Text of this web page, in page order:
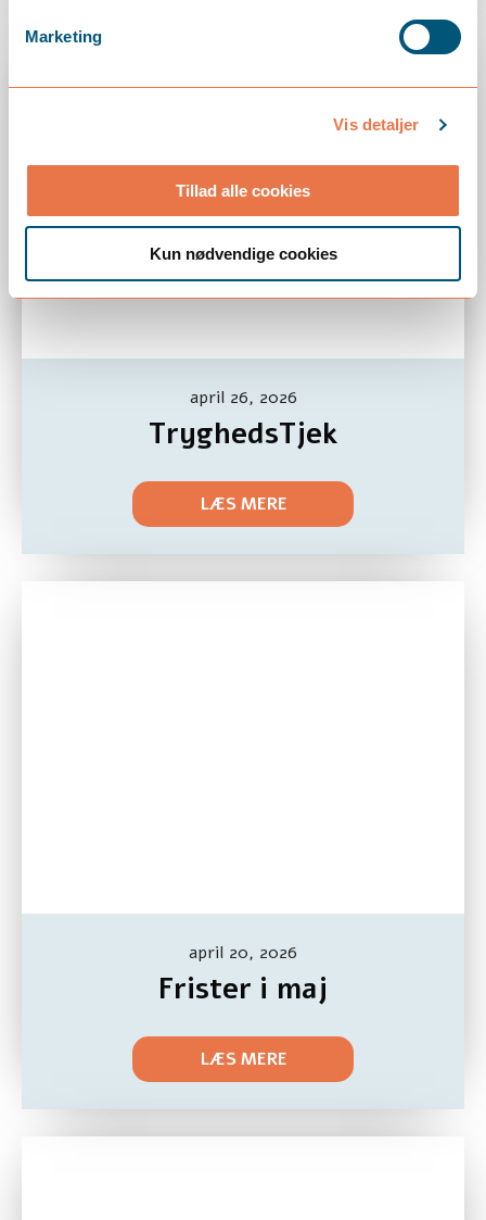
Marketing
Vis detaljer
Tillad alle cookies
Kun nødvendige cookies
april 26, 2026
TryghedsTjek
LÆS MERE
april 20, 2026
Frister i maj
LÆS MERE